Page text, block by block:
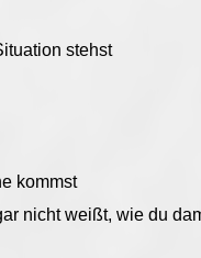
stehst
kommst
nicht weißt, wie du